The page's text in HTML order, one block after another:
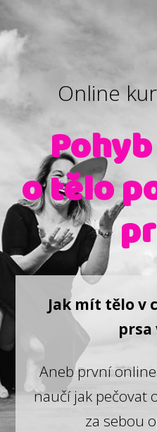
Online
o tělo
Jak mít tělo v
prsa
Aneb první
naučí jak pečovat
za sebou